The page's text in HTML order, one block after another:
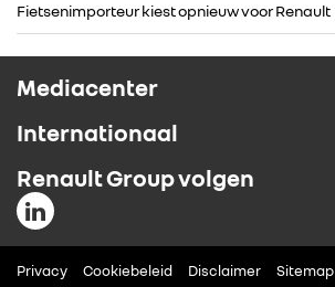
Fietsenimporteur kiest opnieuw voor Renault
Mediacenter
Internationaal
Renault Group volgen
Privacy Cookiebeleid Disclaimer Sitemap